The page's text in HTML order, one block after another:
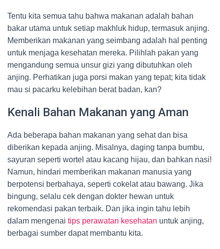
Tentu kita semua tahu bahwa makanan adalah bahan
bakar utama untuk setiap makhluk hidup, termasuk anjing.
Memberikan makanan yang seimbang adalah hal penting
untuk menjaga kesehatan mereka. Pilihlah pakan yang
mengandung semua unsur gizi yang dibutuhkan oleh
anjing. Perhatikan juga porsi makan yang tepat; kita tidak
mau si pacarku kelebihan berat badan, kan?
Kenali Bahan Makanan yang Aman
Ada beberapa bahan makanan yang sehat dan bisa
diberikan kepada anjing. Misalnya, daging tanpa bumbu,
sayuran seperti wortel atau kacang hijau, dan bahkan nasi!
Namun, hindari memberikan makanan manusia yang
berpotensi berbahaya, seperti cokelat atau bawang. Jika
bingung, selalu cek dengan dokter hewan untuk
rekomendasi pakan terbaik. Dan jika ingin tahu lebih
dalam mengenai tips perawatan kesehatan untuk anjing,
berbagai sumber dapat membantu kita.